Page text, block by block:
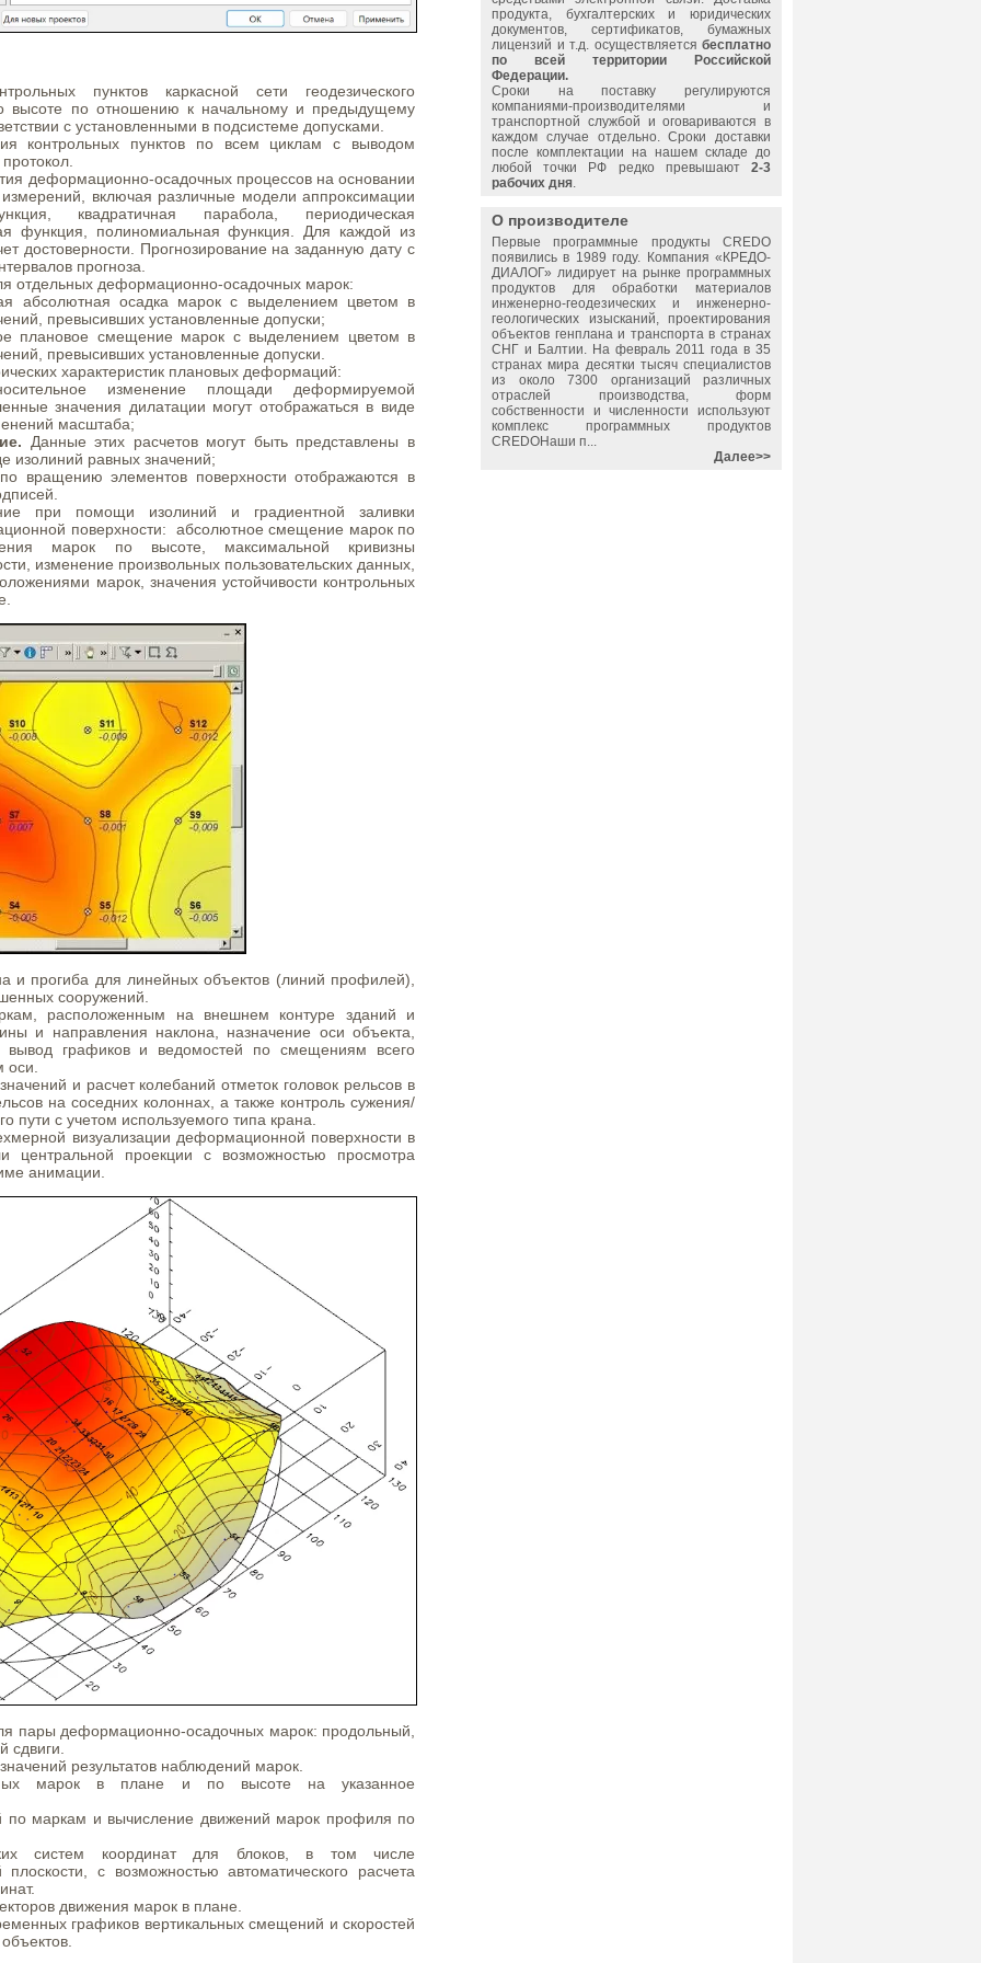
пунктов каркасной сети геодезического
высоте по отношению к начальному и предыдущему
с установленными в подсистеме допусками.
контрольных пунктов по всем циклам с выводом
деформационно-осадочных процессов на основании
измерений, включая различные модели аппроксимации
квадратичная парабола, периодическая
функция, полиномиальная функция. Для каждой из
достоверности. Прогнозирование на заданную дату с
прогноза.
отдельных деформационно-осадочных марок:
абсолютная осадка марок с выделением цветом в
превысивших установленные допуски;
плановое смещение марок с выделением цветом в
превысивших установленные допуски.
характеристик плановых деформаций:
изменение площади деформируемой
значения дилатации могут отображаться в виде
масштаба;
Данные этих расчетов могут быть представлены в
изолиний равных значений;
вращению элементов поверхности отображаются в
при помощи изолиний и градиентной заливки
поверхности: абсолютное смещение марок по
марок по высоте, максимальной кривизны
изменение произвольных пользовательских данных,
марок, значения устойчивости контрольных
и прогиба для линейных объектов (линий профилей),
сооружений.
расположенным на внешнем контуре зданий и
и направления наклона, назначение оси объекта,
вывод графиков и ведомостей по смещениям всего
и расчет колебаний отметок головок рельсов в
на соседних колоннах, а также контроль сужения/
пути с учетом используемого типа крана.
визуализации деформационной поверхности в
центральной проекции с возможностью просмотра
анимации.
пары деформационно-осадочных марок: продольный,
сдвиги.
результатов наблюдений марок.
марок в плане и по высоте на указанное
по маркам и вычисление движений марок профиля по
систем координат для блоков, в том числе
с возможностью автоматического расчета
движения марок в плане.
графиков вертикальных смещений и скоростей
продукта, бухгалтерских и юридических
документов, сертификатов, бумажных
лицензий и т.д. осуществляется бесплатно
по всей территории Российской
Федерации.
Сроки на поставку регулируются
компаниями-производителями и
транспортной службой и оговариваются в
каждом случае отдельно. Сроки доставки
после комплектации на нашем складе до
любой точки РФ редко превышают 2-3
рабочих дня.
О производителе
Первые программные продукты CREDO
появились в 1989 году. Компания «КРЕДО-
ДИАЛОГ» лидирует на рынке программных
продуктов для обработки материалов
инженерно-геодезических и инженерно-
геологических изысканий, проектирования
объектов генплана и транспорта в странах
СНГ и Балтии. На февраль 2011 года в 35
странах мира десятки тысяч специалистов
из около 7300 организаций различных
отраслей производства, форм
собственности и численности используют
комплекс программных продуктов
CREDOНаши п...
Далее>>